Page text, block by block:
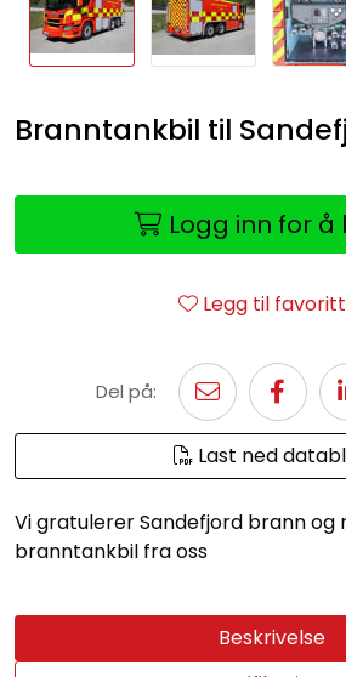
Branntankbil til
Logg inn for å
Legg til
Del på:
Last ned
Vi gratulerer Sandefjord brann og
branntankbil fra oss
Beskrivelse